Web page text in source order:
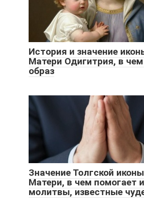
История и значение
Матери Одигитрия, в
образ
Значение Толгской
Матери, в чем помогает
молитвы, известные